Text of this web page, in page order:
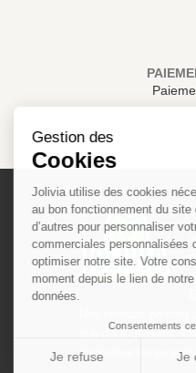
Nos produits ne
que nous utilisons.
menacées ou en voie
Gestion des
Cookies
Jolivia utilise des cookies
au bon fonctionnement du site
d’autres pour personnaliser
commerciales
optimiser notre site. Votre
moment depuis le lien de
données.
Consentements
Je refuse